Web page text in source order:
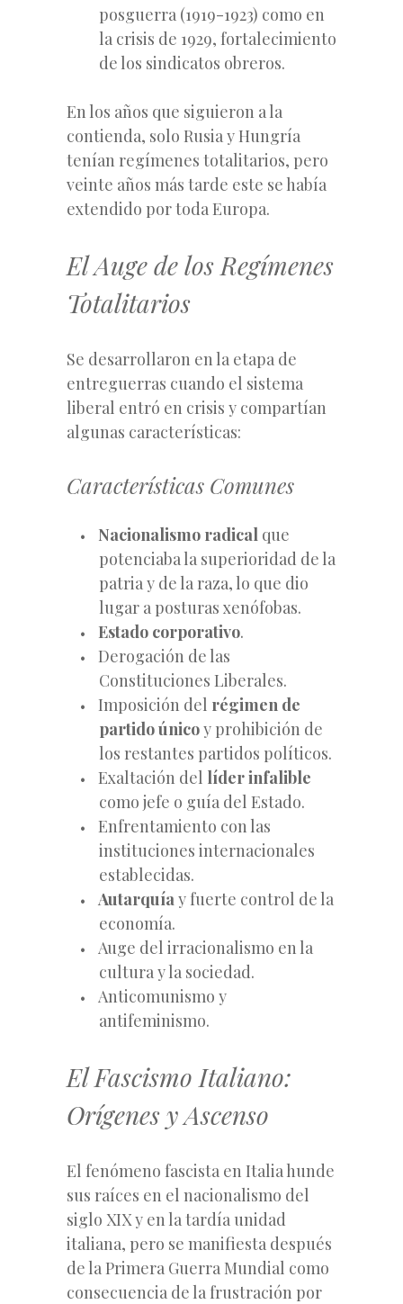
posguerra (1919-1923) como en
la crisis de 1929, fortalecimiento
de los sindicatos obreros.
En los años que siguieron a la
contienda, solo Rusia y Hungría
tenían regímenes totalitarios, pero
veinte años más tarde este se había
extendido por toda Europa.
El Auge de los Regímenes
Totalitarios
Se desarrollaron en la etapa de
entreguerras cuando el sistema
liberal entró en crisis y compartían
algunas características:
Características Comunes
Nacionalismo radical que
potenciaba la superioridad de la
patria y de la raza, lo que dio
lugar a posturas xenófobas.
Estado corporativo.
Derogación de las
Constituciones Liberales.
Imposición del régimen de
partido únicoy prohibición de
los restantes partidos políticos.
Exaltación del líder infalible
como jefe o guía del Estado.
Enfrentamiento con las
instituciones internacionales
establecidas.
Autarquíay fuerte control de la
economía.
Auge del irracionalismo en la
cultura y la sociedad.
Anticomunismo y
antifeminismo.
El Fascismo Italiano:
Orígenes y Ascenso
El fenómeno fascista en Italia hunde
sus raíces en el nacionalismo del
siglo XIX y en la tardía unidad
italiana, pero se manifiesta después
de la Primera Guerra Mundial como
consecuencia de la frustración por